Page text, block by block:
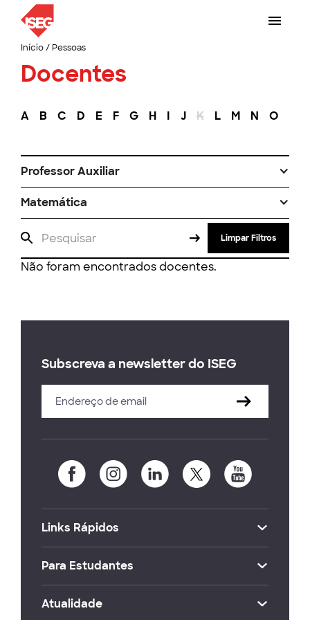
Início/ Pessoas
Docentes
A B C D E F G H I J K L M N O
Professor Auxiliar
Matemática
Limpar Filtros
Não foram encontrados docentes.
Subscreva a newsletter do ISEG
Links Rápidos
Para Estudantes
Atualidade